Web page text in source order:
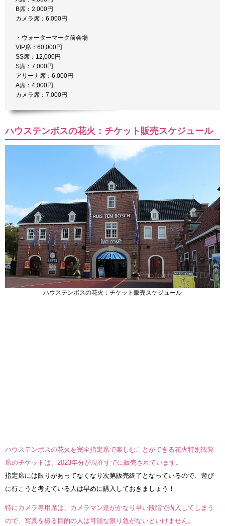
B席：2,000円
カメラ席：6,000円
・ウォーターマーク前会場
VIP席：60,000円
SS席：12,000円
S席：7,000円
アリーナ席：6,000円
A席：4,000円
カメラ席：7,000円
ハウステンボスの花火：チケット販売スケジュール
ハウステンボスの花火：チケット販売スケジュール
ハウステンボスの花火を完全指定席で楽しむことができる花火特別観覧
席のチケットは、2023年分が現在すでに販売されています。
指定席には限りがあってなくなり次第販売終了となっているので、遊び
に行こうと考えている人は早めに購入しておきましょう！
特にカメラ専用席は、カメラマン達がかなり早い段階で購入してしまう
ので、写真を撮る目的の人は可能な限り急がないといけません。